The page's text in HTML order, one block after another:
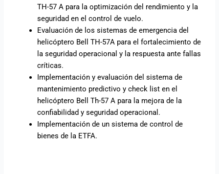
TH-57 A para la optimización del rendimiento y la
seguridad en el control de vuelo.
Evaluación de los sistemas de emergencia del
helicóptero Bell TH-57A para el fortalecimiento de
la seguridad operacional y la respuesta ante fallas
críticas.
Implementación y evaluación del sistema de
mantenimiento predictivo y check list en el
helicóptero Bell Th-57 A para la mejora de la
confiabilidad y seguridad operacional.
Implementación de un sistema de control de
bienes de la ETFA.